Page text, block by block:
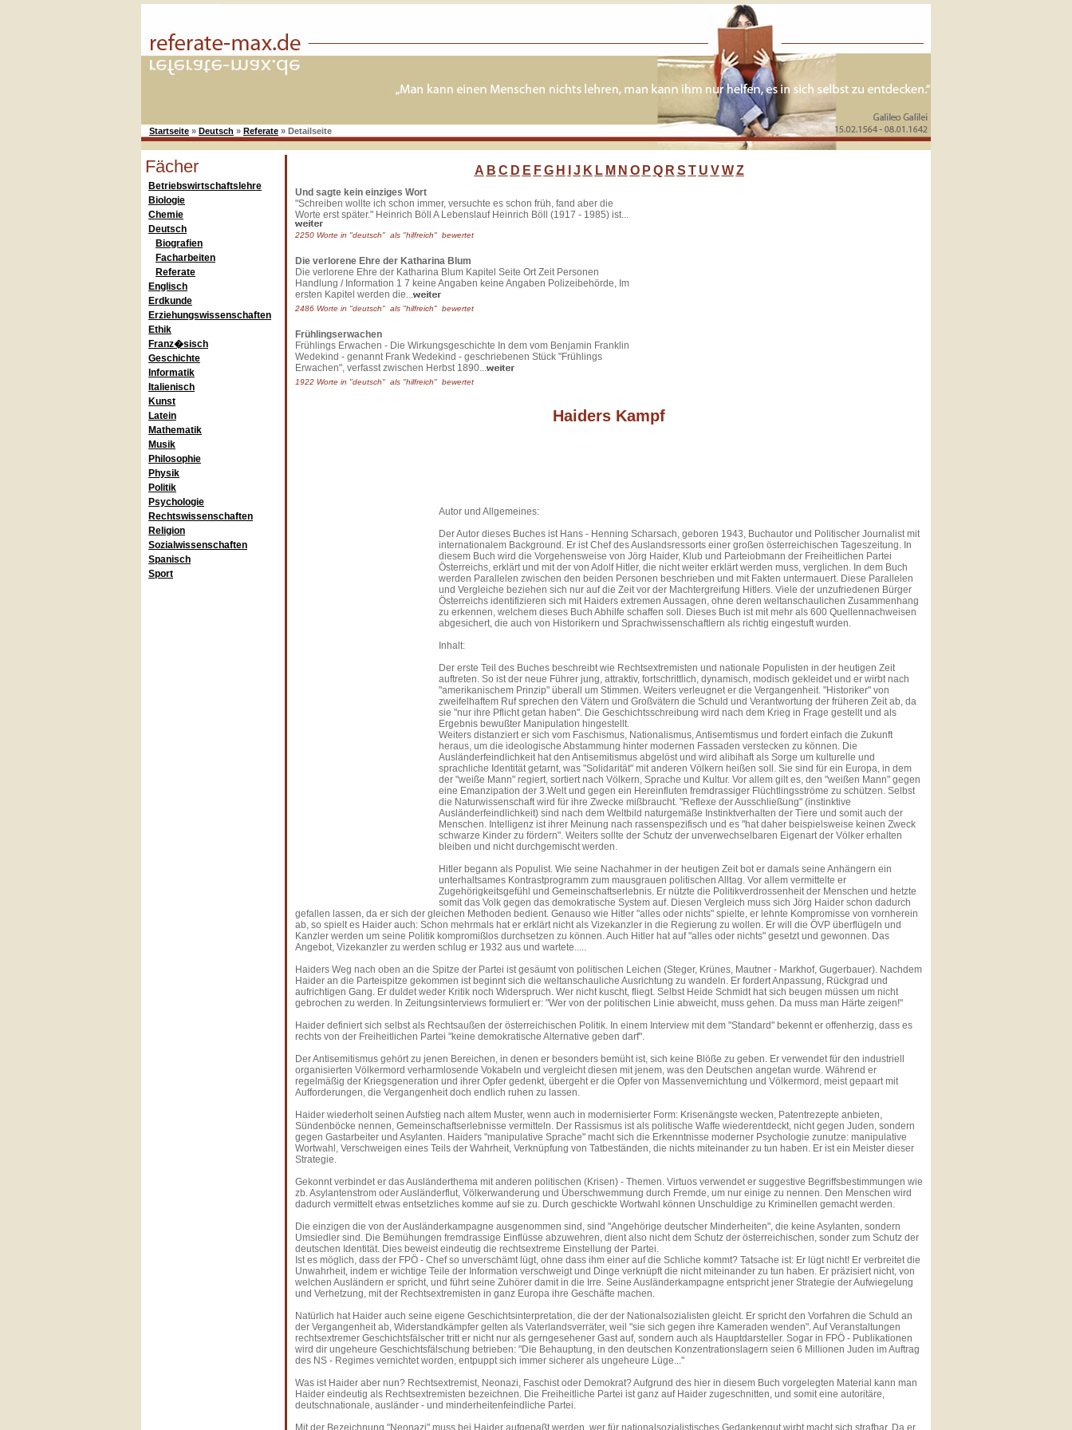
Startseite » Deutsch » Referate » Detailseite
Fächer
Betriebswirtschaftslehre
Biologie
Chemie
Deutsch
Biografien
Facharbeiten
Referate
Englisch
Erdkunde
Erziehungswissenschaften
Ethik
Franz�sisch
Geschichte
Informatik
Italienisch
Kunst
Latein
Mathematik
Musik
Philosophie
Physik
Politik
Psychologie
Rechtswissenschaften
Religion
Sozialwissenschaften
Spanisch
Sport
A B C D E F G H J K L M N O P Q R S T U V W Z
Und sagte kein einziges Wort
"Schreiben wollte ich schon immer, versuchte es schon früh, fand aber die
Worte erst später." Heinrich Böll A Lebenslauf Heinrich Böll (1917 - 1985) ist...
2250 Worte in "deutsch" als "hilfreich" bewertet
Die verlorene Ehre der Katharina Blum
Die verlorene Ehre der Katharina Blum Kapitel Seite Ort Zeit Personen
Handlung / Information 1 7 keine Angaben keine Angaben Polizeibehörde, Im
ersten Kapitel werden die...
2486 Worte in "deutsch" als "hilfreich" bewertet
Frühlingserwachen
Frühlings Erwachen - Die Wirkungsgeschichte In dem vom Benjamin Franklin
Wedekind - genannt Frank Wedekind - geschriebenen Stück "Frühlings
Erwachen", verfasst zwischen Herbst 1890...
1922 Worte in "deutsch" als "hilfreich" bewertet
Haiders Kampf
Autor und Allgemeines:
Der Autor dieses Buches ist Hans - Henning Scharsach, geboren 1943, Buchautor und Politischer Journalist mit
internationalem Background. Er ist Chef des Auslandsressorts einer großen österreichischen Tageszeitung. In
diesem Buch wird die Vorgehensweise von Jörg Haider, Klub und Parteiobmann der Freiheitlichen Partei
Österreichs, erklärt und mit der von Adolf Hitler, die nicht weiter erklärt werden muss, verglichen. In dem Buch
werden Parallelen zwischen den beiden Personen beschrieben und mit Fakten untermauert. Diese Parallelen
und Vergleiche beziehen sich nur auf die Zeit vor der Machtergreifung Hitlers. Viele der unzufriedenen Bürger
Österreichs identifizieren sich mit Haiders extremen Aussagen, ohne deren weltanschaulichen Zusammenhang
zu erkennen, welchem dieses Buch Abhilfe schaffen soll. Dieses Buch ist mit mehr als 600 Quellennachweisen
abgesichert, die auch von Historikern und Sprachwissenschaftlern als richtig eingestuft wurden.
Inhalt:
Der erste Teil des Buches beschreibt wie Rechtsextremisten und nationale Populisten in der heutigen Zeit
auftreten. So ist der neue Führer jung, attraktiv, fortschrittlich, dynamisch, modisch gekleidet und er wirbt nach
"amerikanischem Prinzip" überall um Stimmen. Weiters verleugnet er die Vergangenheit. "Historiker" von
zweifelhaftem Ruf sprechen den Vätern und Großvätern die Schuld und Verantwortung der früheren Zeit ab, da
sie "nur ihre Pflicht getan haben". Die Geschichtsschreibung wird nach dem Krieg in Frage gestellt und als
Ergebnis bewußter Manipulation hingestellt.
Weiters distanziert er sich vom Faschismus, Nationalismus, Antisemtismus und fordert einfach die Zukunft
heraus, um die ideologische Abstammung hinter modernen Fassaden verstecken zu können. Die
Ausländerfeindlichkeit hat den Antisemitismus abgelöst und wird alibihaft als Sorge um kulturelle und
sprachliche Identität getarnt, was "Solidarität" mit anderen Völkern heißen soll. Sie sind für ein Europa, in dem
der "weiße Mann" regiert, sortiert nach Völkern, Sprache und Kultur. Vor allem gilt es, den "weißen Mann" gegen
eine Emanzipation der 3.Welt und gegen ein Hereinfluten fremdrassiger Flüchtlingsströme zu schützen. Selbst
die Naturwissenschaft wird für ihre Zwecke mißbraucht. "Reflexe der Ausschließung" (instinktive
Ausländerfeindlichkeit) sind nach dem Weltbild naturgemäße Instinktverhalten der Tiere und somit auch der
Menschen. Intelligenz ist ihrer Meinung nach rassenspezifisch und es "hat daher beispielsweise keinen Zweck
schwarze Kinder zu fördern". Weiters sollte der Schutz der unverwechselbaren Eigenart der Völker erhalten
bleiben und nicht durchgemischt werden.
Hitler begann als Populist. Wie seine Nachahmer in der heutigen Zeit bot er damals seine Anhängern ein
unterhaltsames Kontrastprogramm zum mausgrauen politischen Alltag. Vor allem vermittelte er
Zugehörigkeitsgefühl und Gemeinschaftserlebnis. Er nützte die Politikverdrossenheit der Menschen und hetzte
somit das Volk gegen das demokratische System auf. Diesen Vergleich muss sich Jörg Haider schon dadurch
gefallen lassen, da er sich der gleichen Methoden bedient. Genauso wie Hitler "alles oder nichts" spielte, er lehnte Kompromisse von vornherein
ab, so spielt es Haider auch: Schon mehrmals hat er erklärt nicht als Vizekanzler in die Regierung zu wollen. Er will die ÖVP überflügeln und
Kanzler werden um seine Politik kompromißlos durchsetzen zu können. Auch Hitler hat auf "alles oder nichts" gesetzt und gewonnen. Das
Angebot, Vizekanzler zu werden schlug er 1932 aus und wartete.....
Haiders Weg nach oben an die Spitze der Partei ist gesäumt von politischen Leichen (Steger, Krünes, Mautner - Markhof, Gugerbauer). Nachdem
Haider an die Parteispitze gekommen ist beginnt sich die weltanschauliche Ausrichtung zu wandeln. Er fordert Anpassung, Rückgrad und
aufrichtigen Gang. Er duldet weder Kritik noch Widerspruch. Wer nicht kuscht, fliegt. Selbst Heide Schmidt hat sich beugen müssen um nicht
gebrochen zu werden. In Zeitungsinterviews formuliert er: "Wer von der politischen Linie abweicht, muss gehen. Da muss man Härte zeigen!"
Haider definiert sich selbst als Rechtsaußen der österreichischen Politik. In einem Interview mit dem "Standard" bekennt er offenherzig, dass es
rechts von der Freiheitlichen Partei "keine demokratische Alternative geben darf".
Der Antisemitismus gehört zu jenen Bereichen, in denen er besonders bemüht ist, sich keine Blöße zu geben. Er verwendet für den industriell
organisierten Völkermord verharmlosende Vokabeln und vergleicht diesen mit jenem, was den Deutschen angetan wurde. Während er
regelmäßig der Kriegsgeneration und ihrer Opfer gedenkt, übergeht er die Opfer von Massenvernichtung und Völkermord, meist gepaart mit
Aufforderungen, die Vergangenheit doch endlich ruhen zu lassen.
Haider wiederholt seinen Aufstieg nach altem Muster, wenn auch in modernisierter Form: Krisenängste wecken, Patentrezepte anbieten,
Sündenböcke nennen, Gemeinschaftserlebnisse vermitteln. Der Rassismus ist als politische Waffe wiederentdeckt, nicht gegen Juden, sondern
gegen Gastarbeiter und Asylanten. Haiders "manipulative Sprache" macht sich die Erkenntnisse moderner Psychologie zunutze: manipulative
Wortwahl, Verschweigen eines Teils der Wahrheit, Verknüpfung von Tatbeständen, die nichts miteinander zu tun haben. Er ist ein Meister dieser
Strategie.
Gekonnt verbindet er das Ausländerthema mit anderen politischen (Krisen) - Themen. Virtuos verwendet er suggestive Begriffsbestimmungen wie
zb. Asylantenstrom oder Ausländerflut, Völkerwanderung und Überschwemmung durch Fremde, um nur einige zu nennen. Den Menschen wird
dadurch vermittelt etwas entsetzliches komme auf sie zu. Durch geschickte Wortwahl können Unschuldige zu Kriminellen gemacht werden.
Die einzigen die von der Ausländerkampagne ausgenommen sind, sind "Angehörige deutscher Minderheiten", die keine Asylanten, sondern
Umsiedler sind. Die Bemühungen fremdrassige Einflüsse abzuwehren, dient also nicht dem Schutz der österreichischen, sonder zum Schutz der
deutschen Identität. Dies beweist eindeutig die rechtsextreme Einstellung der Partei.
Ist es möglich, dass der FPÖ - Chef so unverschämt lügt, ohne dass ihm einer auf die Schliche kommt? Tatsache ist: Er lügt nicht! Er verbreitet die
Unwahrheit, indem er wichtige Teile der Information verschweigt und Dinge verknüpft die nicht miteinander zu tun haben. Er präzisiert nicht, von
welchen Ausländern er spricht, und führt seine Zuhörer damit in die Irre. Seine Ausländerkampagne entspricht jener Strategie der Aufwiegelung
und Verhetzung, mit der Rechtsextremisten in ganz Europa ihre Geschäfte machen.
Natürlich hat Haider auch seine eigene Geschichtsinterpretation, die der der Nationalsozialisten gleicht. Er spricht den Vorfahren die Schuld an
der Vergangenheit ab, Widerstandkämpfer gelten als Vaterlandsverräter, weil "sie sich gegen ihre Kameraden wenden". Auf Veranstaltungen
rechtsextremer Geschichtsfälscher tritt er nicht nur als gerngesehener Gast auf, sondern auch als Hauptdarsteller. Sogar in FPÖ - Publikationen
wird dir ungeheure Geschichtsfälschung betrieben: "Die Behauptung, in den deutschen Konzentrationslagern seien 6 Millionen Juden im Auftrag
des NS - Regimes vernichtet worden, entpuppt sich immer sicherer als ungeheure Lüge..."
Was ist Haider aber nun? Rechtsextremist, Neonazi, Faschist oder Demokrat? Aufgrund des hier in diesem Buch vorgelegten Material kann man
Haider eindeutig als Rechtsextremisten bezeichnen. Die Freiheitliche Partei ist ganz auf Haider zugeschnitten, und somit eine autoritäre,
deutschnationale, ausländer - und minderheitenfeindliche Partei.
Mit der Bezeichnung "Neonazi" muss bei Haider aufgepaßt werden, wer für nationalsozialistisches Gedankengut wirbt macht sich strafbar. Da er